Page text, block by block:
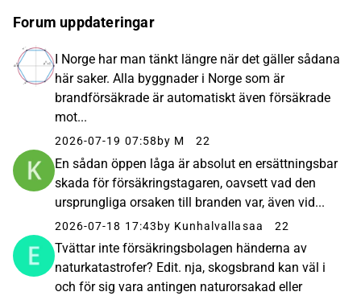
Forum uppdateringar
I Norge har man tänkt längre när det gäller sådana
här saker. Alla byggnader i Norge som är
brandförsäkrade är automatiskt även försäkrade
mot...
2026-07-19 07:58 by M 22
En sådan öppen låga är absolut en ersättningsbar
skada för försäkringstagaren, oavsett vad den
ursprungliga orsaken till branden var, även vid...
2026-07-18 17:43by Kunhalvallasaa 22
Tvättar inte försäkringsbolagen händerna av
naturkatastrofer? Edit. nja, skogsbrand kan väl i
och för sig vara antingen naturorsakad eller